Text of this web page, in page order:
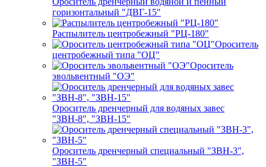
горизонтальный "ДВГ-15"
Распылитель центробежный "РЦ-180"
Ороситель
центробежный типа "ОЦ"
Ороситель
эвольвентный "ОЭ"
Ороситель дренчерный для водяных завес
"ЗВН-8", "ЗВН-15"
Ороситель дренчерный специальный "ЗВН-3",
"ЗВН-5"